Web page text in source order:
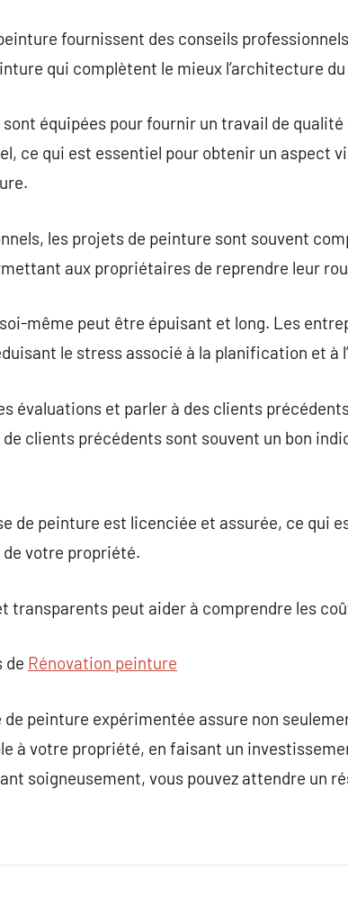
fournissent des conseils
qui complètent le mieux l’architecture
équipées pour fournir un travail de
ce qui est essentiel pour obtenir un aspect
les projets de peinture sont souvent
aux propriétaires de reprendre leur
même peut être épuisant et long. Les
le stress associé à la planification et à
évaluations et parler à des clients
clients précédents sont souvent un bon
de peinture est licenciée et assurée, ce qui
votre propriété.
transparents peut aider à comprendre les
de Rénovation peinture
de peinture expérimentée assure non
à votre propriété, en faisant un
soigneusement, vous pouvez attendre un